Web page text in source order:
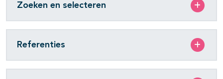
Zoeken en selecteren
Referenties